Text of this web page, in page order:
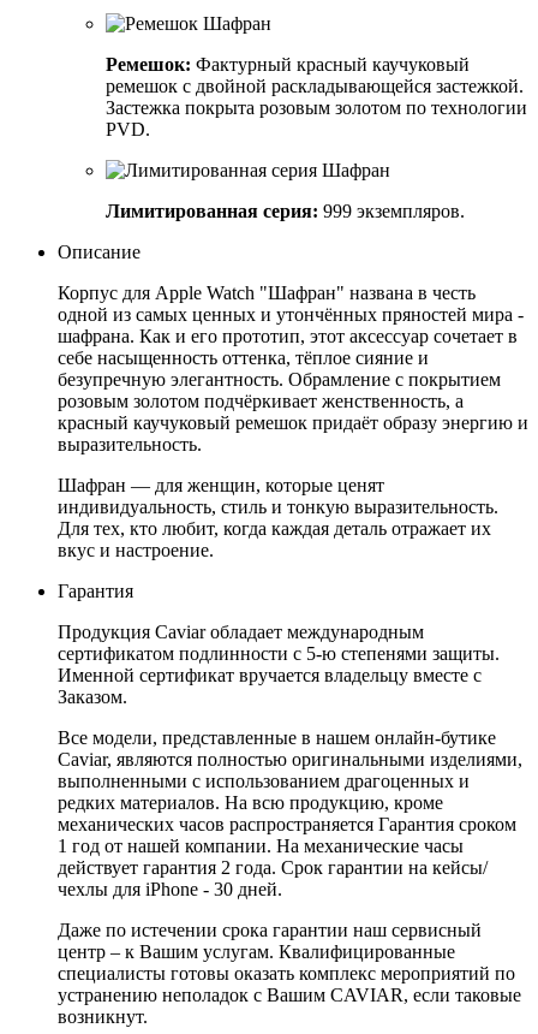
Ремешок: Фактурный красный каучуковый
ремешок с двойной раскладывающейся застежкой.
Застежка покрыта розовым золотом по технологии
PVD.
Лимитированная серия: 999 экземпляров.
Описание
Корпус для Apple Watch "Шафран" названа в честь
одной из самых ценных и утончённых пряностей мира -
шафрана. Как и его прототип, этот аксессуар сочетает в
себе насыщенность оттенка, тёплое сияние и
безупречную элегантность. Обрамление с покрытием
розовым золотом подчёркивает женственность, а
красный каучуковый ремешок придаёт образу энергию и
выразительность.
Шафран — для женщин, которые ценят
индивидуальность, стиль и тонкую выразительность.
Для тех, кто любит, когда каждая деталь отражает их
вкус и настроение.
Гарантия
Продукция Caviar обладает международным
сертификатом подлинности с 5-ю степенями защиты.
Именной сертификат вручается владельцу вместе с
Заказом.
Все модели, представленные в нашем онлайн-бутике
Caviar, являются полностью оригинальными изделиями,
выполненными с использованием драгоценных и
редких материалов. На всю продукцию, кроме
механических часов распространяется Гарантия сроком
1 год от нашей компании. На механические часы
действует гарантия 2 года. Срок гарантии на кейсы/
чехлы для iPhone - 30 дней.
Даже по истечении срока гарантии наш сервисный
центр – к Вашим услугам. Квалифицированные
специалисты готовы оказать комплекс мероприятий по
устранению неполадок с Вашим CAVIAR, если таковые
возникнут.